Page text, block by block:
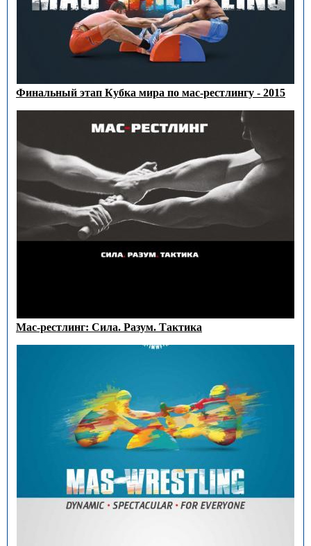
Финальный этап Кубка мира по мас-рестлингу - 2015
Мас-рестлинг: Сила. Разум. Тактика